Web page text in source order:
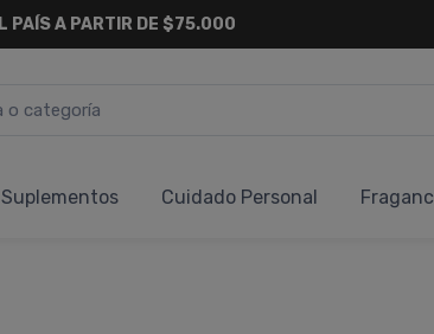
Suplementos Cuidado Personal